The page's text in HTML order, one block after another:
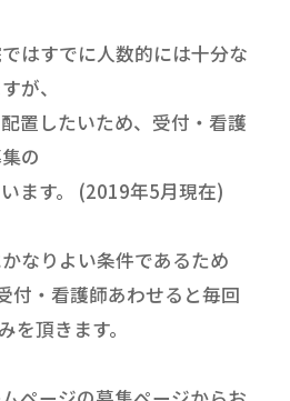
はすでに人数的には十分な
が、
置したいため、受付・看護
の
ます。 (2019年5月現在)
なりよい条件であるため
付・看護師あわせると毎回
を頂きます。